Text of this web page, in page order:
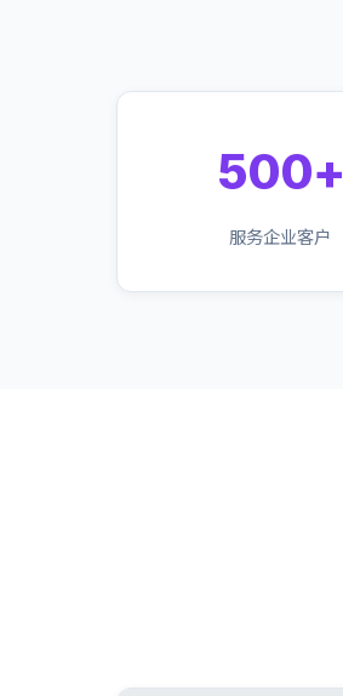
500+
服务企业客户